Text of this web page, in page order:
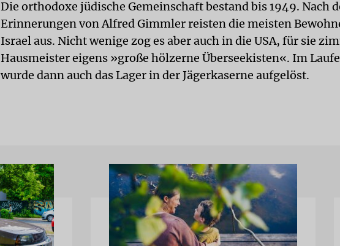
Die orthodoxe jüdische Gemeinschaft bestand bis 1949. Nach
Erinnerungen von Alfred Gimmler reisten die meisten
Israel aus. Nicht wenige zog es aber auch in die USA, für sie
Hausmeister eigens »große hölzerne Überseekisten«. Im Laufe
wurde dann auch das Lager in der Jägerkaserne aufgelöst.